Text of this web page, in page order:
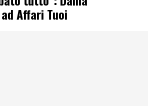
Affari Tuoi